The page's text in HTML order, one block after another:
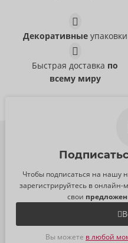
54099500000
РРЦ: 59,95 €
Декоративныеупаковки
Быстрая доставка по
всему миру
Чтобы подписаться на нашу
зарегистрируйтесь в онлайн-
свои
Вы можете в любой